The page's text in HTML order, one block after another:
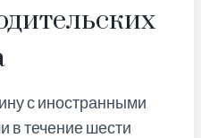
с иностранными
в течение шести